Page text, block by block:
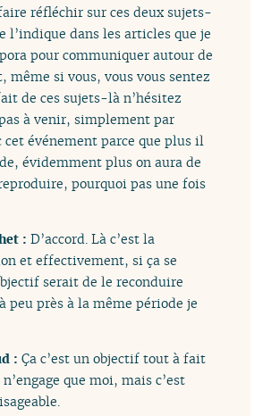
réfléchir sur ces deux sujets-
l’indique dans les articles que je
pour communiquer autour de
même si vous, vous vous sentez
de ces sujets-là n’hésitez
à venir, simplement par
événement parce que plus il
évidemment plus on aura de
pourquoi pas une fois
:D’accord. Là c’est la
et effectivement, si ça se
serait de le reconduire
peu près à la même période je
:Ça c’est un objectif tout à fait
que moi, mais c’est